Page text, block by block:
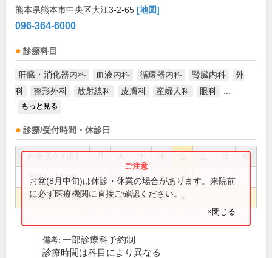
熊本県熊本市中央区大江3-2-65 [地図]
096-364-6000
診療科目
肝臓・消化器内科 血液内科 循環器内科 腎臓内科
外
科
整形外科 放射線科 皮膚科 産婦人科 眼科
もっと見る
診療/受付時間・休診日
祝
8:00～11:00 ● ● ● ● ●
12:30～15:30 ● ● ● ●
お盆(8月中旬)は休診・休業の場合があります。来院前
に必ず医療機関に直接ご確認ください。
×閉じる
備考: 一部診療科予約制
診療時間は科目により異なる